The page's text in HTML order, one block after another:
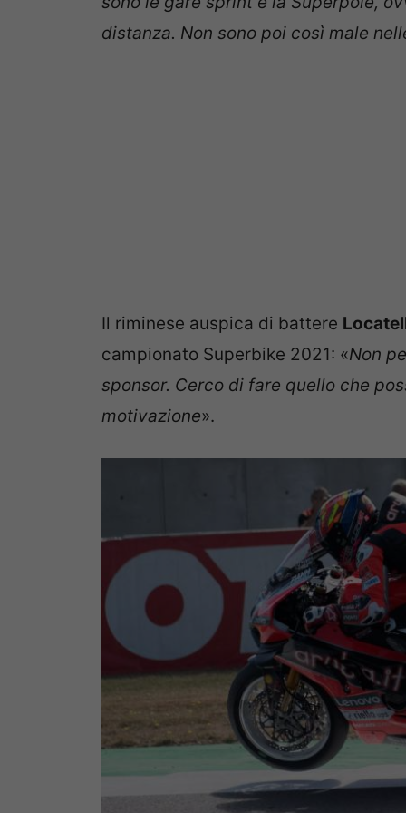
distanza. Non sono poi così male
Il riminese auspica di battere
campionato Superbike 2021: «Non
sponsor. Cerco di fare quello che
motivazione».